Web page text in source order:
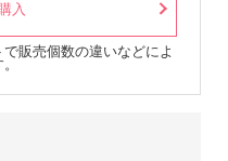
入
販売個数の違いなどによ